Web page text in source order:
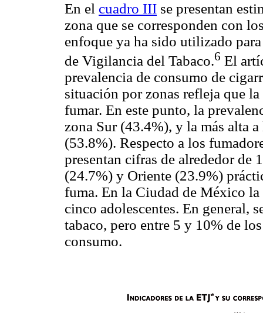
En el cuadro III se presentan
zona que se corresponden con
enfoque ya ha sido utilizado
de Vigilancia del Tabaco.6 El
prevalencia de consumo de
situación por zonas refleja que
fumar. En este punto, la
zona Sur (43.4%), y la más alta
(53.8%). Respecto a los
presentan cifras de alrededor de
(24.7%) y Oriente (23.9%)
fuma. En la Ciudad de México
cinco adolescentes. En general,
tabaco, pero entre 5 y 10% de
consumo.